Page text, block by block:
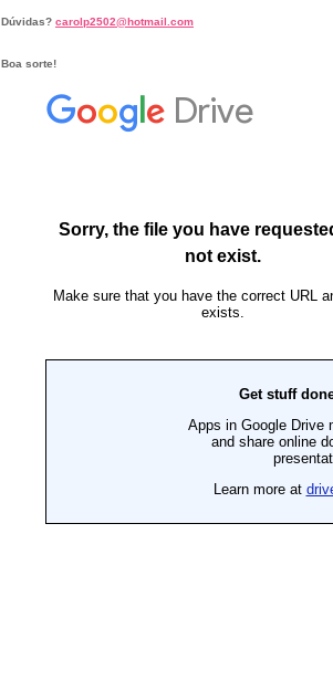
Dúvidas? carolp2502@hotmail.com
Boa sorte!